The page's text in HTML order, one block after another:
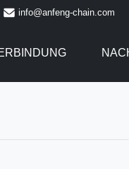
info@anfeng-chain.com